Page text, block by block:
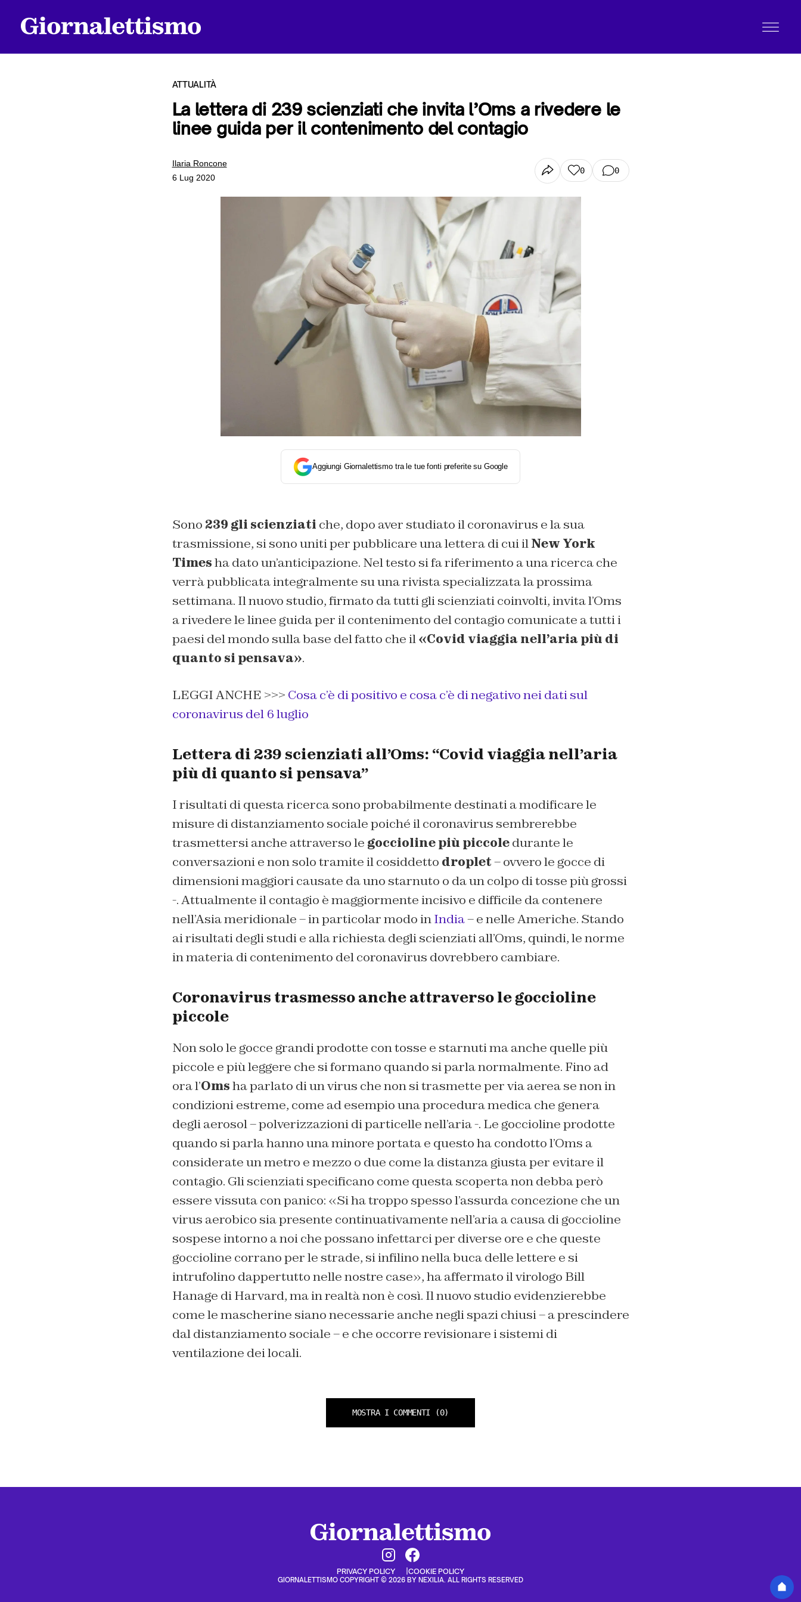
ATTUALITÀ
La lettera di 239 scienziati che invita l’Oms a rivedere le
linee guida per il contenimento del contagio
Ilaria Roncone
6 Lug 2020
0 0
Aggiungi Giornalettismo tra le tue fonti preferite su Google
Sono 239 gli scienziati che, dopo aver studiato il coronavirus e la sua
trasmissione, si sono uniti per pubblicare una lettera di cui ilNew York
Timesha dato un’anticipazione. Nel testo si fa riferimento a una ricerca che
verrà pubblicata integralmente su una rivista specializzata la prossima
settimana. Il nuovo studio, firmato da tutti gli scienziati coinvolti, invita l’Oms
a rivedere le linee guida per il contenimento del contagio comunicate a tutti i
paesi del mondo sulla base del fatto che il«Covid viaggia nell’aria più di
quanto si pensava».
LEGGI ANCHE >>> Cosa c’è di positivo e cosa c’è di negativo nei dati sul
coronavirus del 6 luglio
Lettera di 239 scienziati all’Oms: “Covid viaggia nell’aria
più di quanto si pensava”
I risultati di questa ricerca sono probabilmente destinati a modificare le
misure di distanziamento sociale poiché il coronavirus sembrerebbe
trasmettersi anche attraverso le goccioline più piccoledurante le
conversazioni e non solo tramite il cosiddetto droplet– ovvero le gocce di
dimensioni maggiori causate da uno starnuto o da un colpo di tosse più grossi
-. Attualmente il contagio è maggiormente incisivo e difficile da contenere
nell’Asia meridionale – in particolar modo inIndia– e nelle Americhe. Stando
ai risultati degli studi e alla richiesta degli scienziati all’Oms, quindi, le norme
in materia di contenimento del coronavirus dovrebbero cambiare.
Coronavirus trasmesso anche attraverso le goccioline
piccole
Non solo le gocce grandi prodotte con tosse e starnuti ma anche quelle più
piccole e più leggere che si formano quando si parla normalmente. Fino ad
ora l’Omsha parlato di un virus che non si trasmette per via aerea se non in
condizioni estreme, come ad esempio una procedura medica che genera
degli aerosol – polverizzazioni di particelle nell’aria -. Le goccioline prodotte
quando si parla hanno una minore portata e questo ha condotto l’Oms a
considerate un metro e mezzo o due come la distanza giusta per evitare il
contagio. Gli scienziati specificano come questa scoperta non debba però
essere vissuta con panico: «Si ha troppo spesso l’assurda concezione che un
virus aerobico sia presente continuativamente nell’aria a causa di goccioline
sospese intorno a noi che possano infettarci per diverse ore e che queste
goccioline corrano per le strade, si infilino nella buca delle lettere e si
intrufolino dappertutto nelle nostre case», ha affermato il virologo Bill
Hanage di Harvard, ma in realtà non è così. Il nuovo studio evidenzierebbe
come le mascherine siano necessarie anche negli spazi chiusi – a prescindere
dal distanziamento sociale – e che occorre revisionare i sistemi di
ventilazione dei locali.
MOSTRA I COMMENTI (0)
PRIVACY POLICY COOKIE POLICY
GIORNALETTISMO COPYRIGHT © 2026 BY NEXILIA. ALL RIGHTS RESERVED